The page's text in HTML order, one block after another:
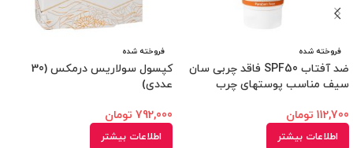
فروخته شده
ضد آفتاب SPF50 فاقد چربی سان
سیف مناسب پوستهای چرب
112,700 تومان
اطلاعات بیشتر
فروخته شده
کپسول سولاریس درمکس (30
عددی)
792,000 تومان
اطلاعات بیشتر